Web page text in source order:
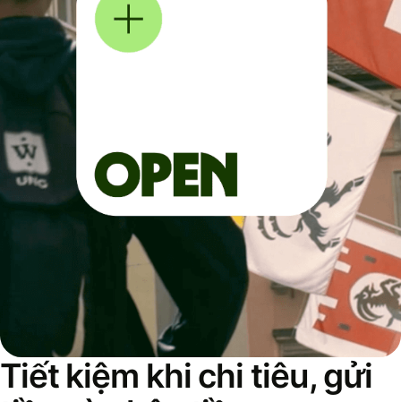
Tiết kiệm khi chi tiêu, gửi